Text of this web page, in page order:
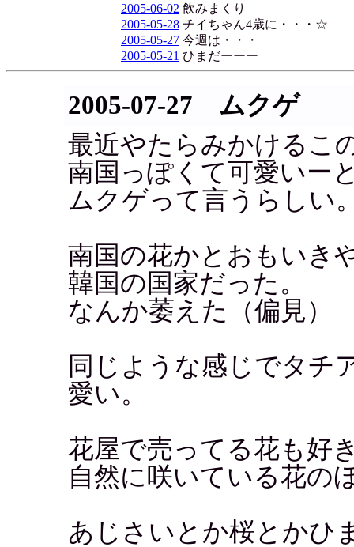
2005-06-02 飲みまくり
2005-05-28 チイちゃん4歳に・・・☆
2005-05-27 今週は・・・
2005-05-21 ひまだーーー
2005-07-27 ムクゲ
最近やたらみかけるこ
南国っぽくて可愛いー
ムクゲって言うらしい
南国の花かとおもいき
韓国の国家だった。
なんか萎えた（偏見）
同じような感じでタチ
愛い。
花屋で売ってる花も好
自然に咲いている花の
あじさいとか桜とかひ